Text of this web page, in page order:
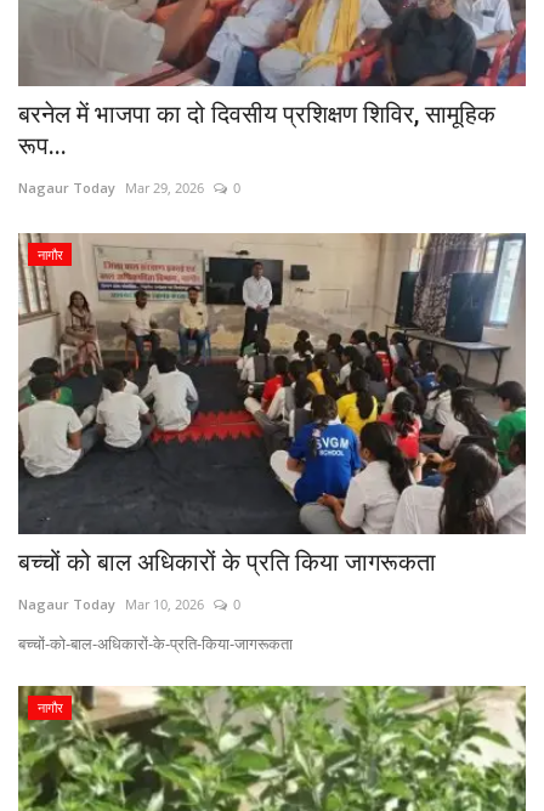
बरनेल में भाजपा का दो दिवसीय प्रशिक्षण शिविर, सामूहिक
रूप...
Nagaur Today Mar 29, 2026 0
नागौर
बच्चों को बाल अधिकारों के प्रति किया जागरूकता
Nagaur Today Mar 10, 2026 0
बच्चों-को-बाल-अधिकारों-के-प्रति-किया-जागरूकता
नागौर